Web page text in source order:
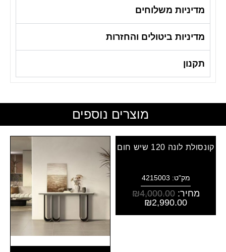
מדיניות משלוחים
מדיניות ביטולים והחזרות
תקנון
מוצרים נוספים
קונסולת לונה 120 שיש חום
מק"ט: 4215003
מחיר: ₪4,000.00
₪2,990.00